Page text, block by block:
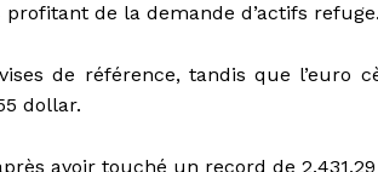
de la demande d’actifs refuge.
de référence, tandis que l’euro
dollar.
avoir touché un record de